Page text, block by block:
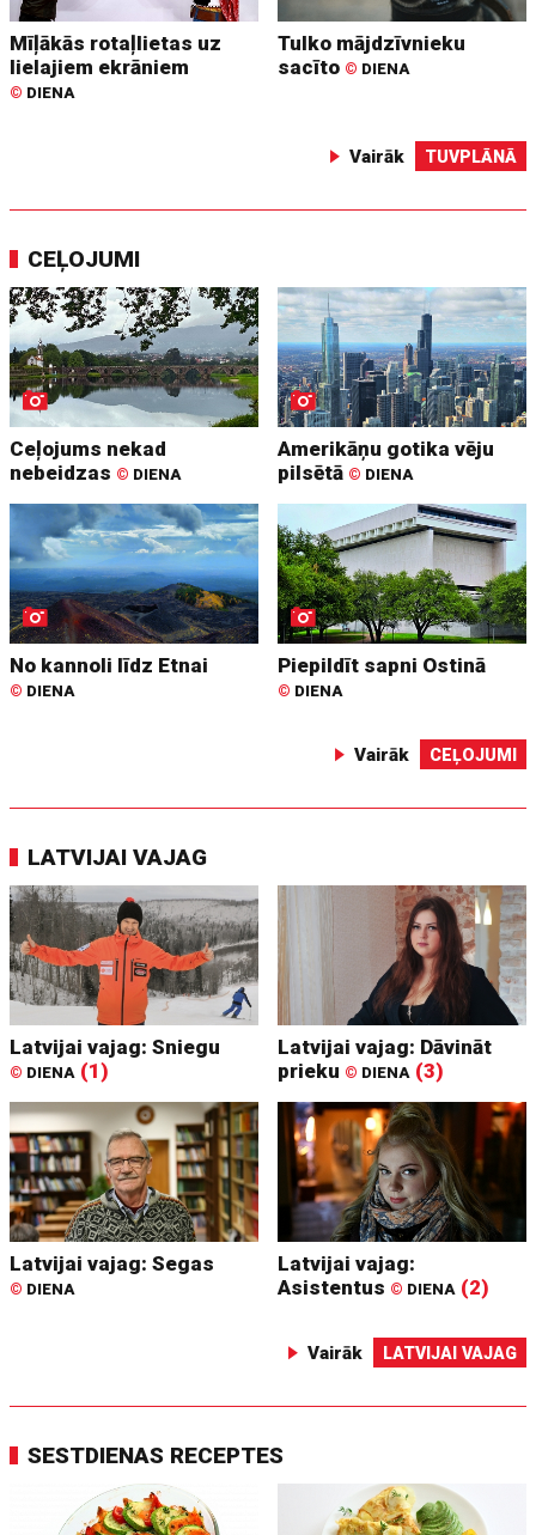
Mīļākās rotaļlietas uz
lielajiem ekrāniem
© DIENA
Tulko mājdzīvnieku
sacīto © DIENA
Vairāk TUVPLĀNĀ
CEĻOJUMI
Ceļojums nekad
nebeidzas © DIENA
Amerikāņu gotika vēju
pilsētā © DIENA
No kannoli līdz Etnai
© DIENA
Piepildīt sapni Ostinā
© DIENA
Vairāk CEĻOJUMI
LATVIJAI VAJAG
Latvijai vajag: Sniegu
© DIENA (1)
Latvijai vajag: Dāvināt
prieku © DIENA (3)
Latvijai vajag: Segas
© DIENA
Latvijai vajag:
Asistentus © DIENA (2)
Vairāk LATVIJAI VAJAG
SESTDIENAS RECEPTES